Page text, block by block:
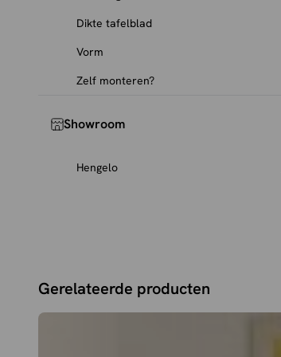
Dikte tafelblad
Vorm
Zelf monteren?
Showroom
Hengelo
Gerelateerde producten